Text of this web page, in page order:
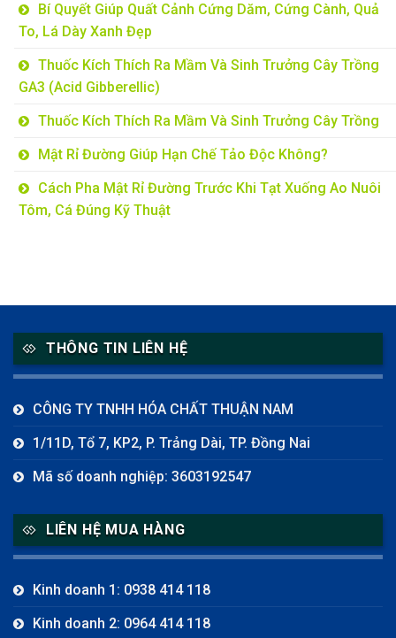
Bí Quyết Giúp Quất Cảnh Cứng Dăm, Cứng Cành, Quả
To, Lá Dày Xanh Đẹp
Thuốc Kích Thích Ra Mầm Và Sinh Trưởng Cây Trồng
GA3 (Acid Gibberellic)
Thuốc Kích Thích Ra Mầm Và Sinh Trưởng Cây Trồng
Mật Rỉ Đường Giúp Hạn Chế Tảo Độc Không?
Cách Pha Mật Rỉ Đường Trước Khi Tạt Xuống Ao Nuôi
Tôm, Cá Đúng Kỹ Thuật
THÔNG TIN LIÊN HỆ
CÔNG TY TNHH HÓA CHẤT THUẬN NAM
1/11D, Tổ 7, KP2, P. Trảng Dài, TP. Đồng Nai
Mã số doanh nghiệp: 3603192547
LIÊN HỆ MUA HÀNG
Kinh doanh 1: 0938 414 118
Kinh doanh 2: 0964 414 118